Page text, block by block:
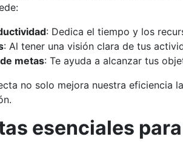
: Dedica el tiempo y los
: Al tener una visión clara de tus
metas: Te ayuda a alcanzar tus
no solo mejora nuestra eficiencia
esenciales